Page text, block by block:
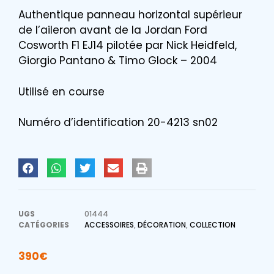
Authentique panneau horizontal supérieur
de l’aileron avant de la Jordan Ford
Cosworth F1 EJ14 pilotée par Nick Heidfeld,
Giorgio Pantano & Timo Glock – 2004
Utilisé en course
Numéro d’identification 20-4213 sn02
UGS
01444
CATÉGORIES
ACCESSOIRES, DÉCORATION, COLLECTION
390€